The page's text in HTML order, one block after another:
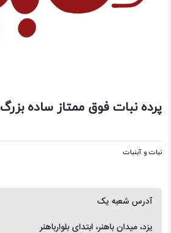
پرده نبات فوق ممتاز ساده بزرگ
نبات و آبنبات
آدرس شعبه یک
یزد، میدان باهنر، ابتدای بلوارباهنر